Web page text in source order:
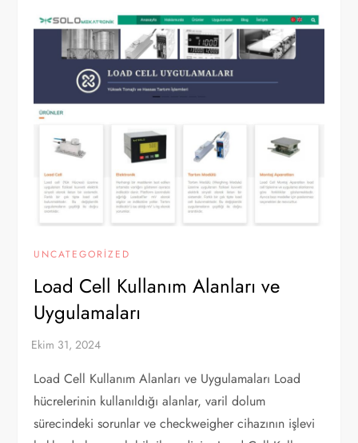
UNCATEGORIZED
Load Cell Kullanım Alanları ve
Uygulamaları
Load Cell Kullanım Alanları ve Uygulamaları Load
hücrelerinin kullanıldığı alanlar, varil dolum
sürecindeki sorunlar ve checkweigher cihazının işlevi